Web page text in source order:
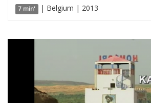
7 min' | Belgium | 2013